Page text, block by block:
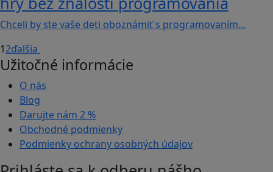
Chceli by ste vaše deti oboznámiť s programovaním…
12ďalšia
Užitočné informácie
O nás
Blog
Darujte nám 2 %
Obchodné podmienky
Podmienky ochrany osobných údajov